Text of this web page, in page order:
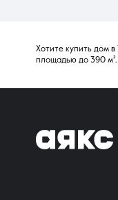
Хотите купить дом
площадью до 390